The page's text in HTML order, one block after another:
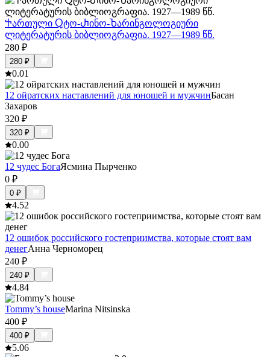
Ⴕართული Ⴍტო-Ⴐინო-Ⴆარინგოლოგიური
ლიტერატურის ბიბლიოგრაფია. 1927—1989 წწ.
280 ₽
280 ₽
0.01
12 ойратских наставлений для юношей и мужчинБасан
Захаров
320 ₽
320 ₽
0.00
12 чудес БогаЯсмина Пырченко
0 ₽
0 ₽
4.52
12 ошибок российского гостеприимства, которые стоят вам
денегАнна Черноморец
240 ₽
240 ₽
4.84
Tommy’s houseMarina Nitsinska
400 ₽
400 ₽
5.06